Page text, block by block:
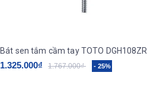
Bát sen tắm cầm tay TOTO DGH108ZR
1.325.000₫ 1.767.000₫ - 25%